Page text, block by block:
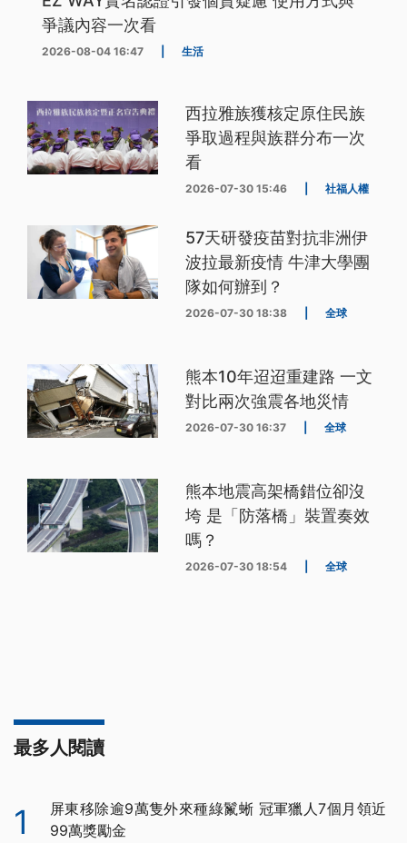
爭議內容一次看
2026-08-04 16:47 生活
西拉雅族獲核定原住民族
爭取過程與族群分布一次
看
2026-07-30 15:46 社福人權
57天研發疫苗對抗非洲伊
波拉最新疫情 牛津大學團
隊如何辦到？
2026-07-30 18:38 全球
熊本10年迢迢重建路 一文
對比兩次強震各地災情
2026-07-30 16:37 全球
熊本地震高架橋錯位卻沒
垮 是「防落橋」裝置奏效
嗎？
2026-07-30 18:54 全球
最多人閱讀
1
屏東移除逾9萬隻外來種綠鬣蜥 冠軍獵人7個月領近
99萬獎勵金